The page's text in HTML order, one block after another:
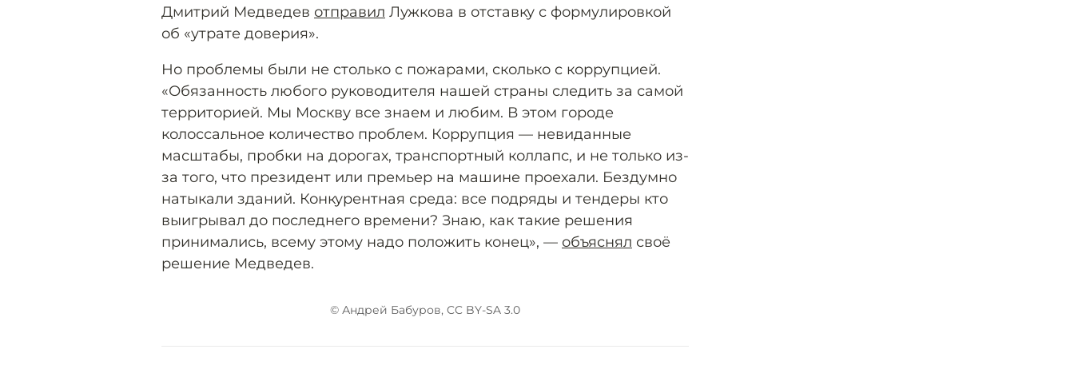
Дмитрий Медведев отправил Лужкова в отставку с формулировкой
об «утрате доверия».
Но проблемы были не cтолько с пожарами, сколько с коррупцией.
«Обязанность любого руководителя нашей страны следить за самой
территорией. Мы Москву все знаем и любим. В этом городе
колоссальное количество проблем. Коррупция — невиданные
масштабы, пробки на дорогах, транспортный коллапс, и не только из-
за того, что президент или премьер на машине проехали. Бездумно
натыкали зданий. Конкурентная среда: все подряды и тендеры кто
выигрывал до последнего времени? Знаю, как такие решения
принимались, всему этому надо положить конец», — объяснял своё
решение Медведев.
© Андрей Бабуров, CC BY-SA 3.0